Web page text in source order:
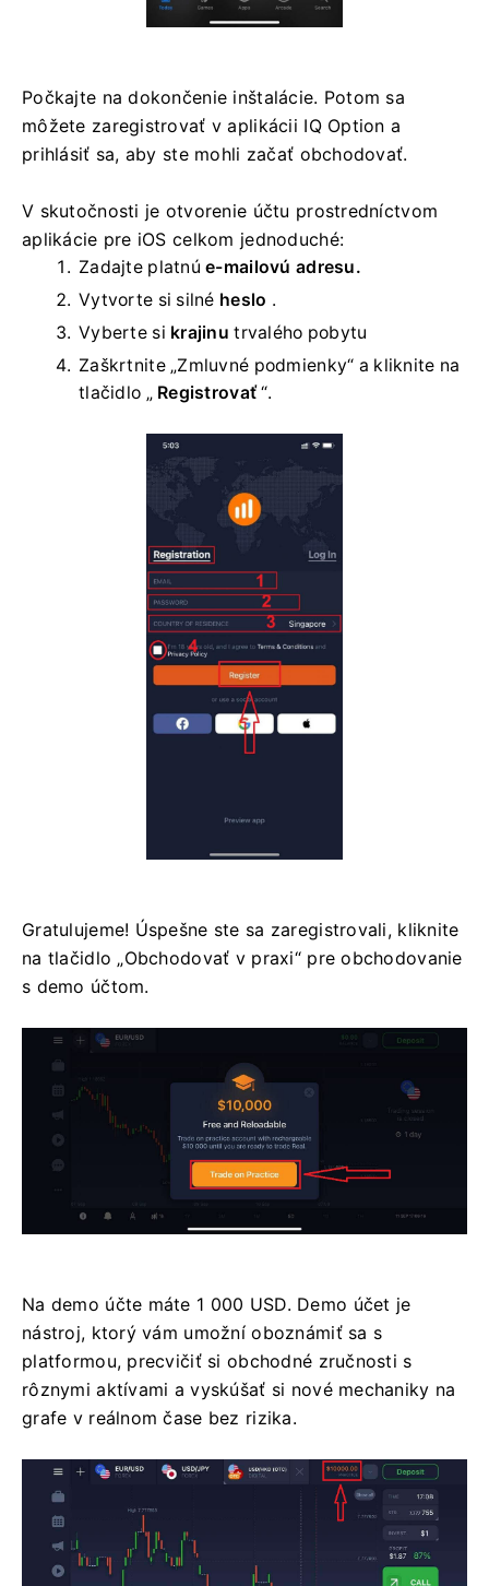
Počkajte na dokončenie inštalácie. Potom sa
môžete zaregistrovať v aplikácii IQ Option a
prihlásiť sa, aby ste mohli začať obchodovať.
V skutočnosti je otvorenie účtu prostredníctvom
aplikácie pre iOS celkom jednoduché:
Zadajte platnúe-mailovú adresu.
Vytvorte si silné heslo .
Vyberte si krajinu trvalého pobytu
Zaškrtnite „Zmluvné podmienky“ a kliknite na
tlačidlo „ Registrovať“.
Gratulujeme! Úspešne ste sa zaregistrovali, kliknite
na tlačidlo „Obchodovať v praxi“ pre obchodovanie
s demo účtom.
Na demo účte máte 1 000 USD. Demo účet je
nástroj, ktorý vám umožní oboznámiť sa s
platformou, precvičiť si obchodné zručnosti s
rôznymi aktívami a vyskúšať si nové mechaniky na
grafe v reálnom čase bez rizika.